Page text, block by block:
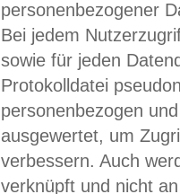
personenbezogener
Bei jedem
sowie für jeden
Protokolldatei
personenbezogen
ausgewertet, um
verbessern. Auch
verknüpft und nicht